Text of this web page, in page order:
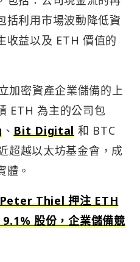
括利用市場波動降低資
收益以及 ETH 價值的
加密資產企業儲備的上
ETH 為主的公司包
、Bit Digital 和 BTC
超越以太坊基金會，成
體。
Thiel 押注 ETH
股份，企業儲備競